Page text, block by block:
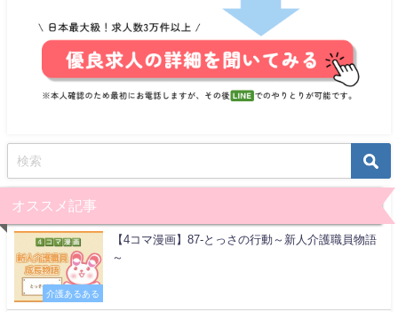
オススメ記事
介護あるある
【4コマ漫画】87-とっさの行動～新人介護職員物語
～